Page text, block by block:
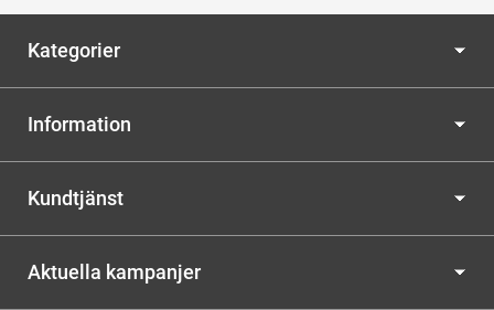
Kategorier
Information
Kundtjänst
Aktuella kampanjer